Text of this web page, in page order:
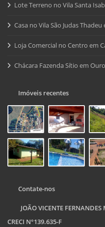
Lote Terreno no Vila Santa
Casa no Vila São Judas
Loja Comercial no Centro em
Chácara Fazenda Sítio em
Imóveis recentes
Contate-nos
JOÃO VICENTE
CRECI N°139.635-F